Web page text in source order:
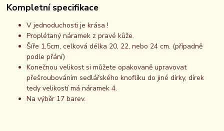
Kompletní specifikace
V jednoduchosti je krása !
Proplétaný náramek z pravé kůže.
Šíře 1,5cm, celková délka 20, 22, nebo 24 cm. (případně
podle přání)
Konečnou velikost si můžete opakovaně upravovat
přešroubováním sedlářského knoflíku do jiné dírky, dírek
tedy velikostí má náramek 4.
Na výběr 17 barev.